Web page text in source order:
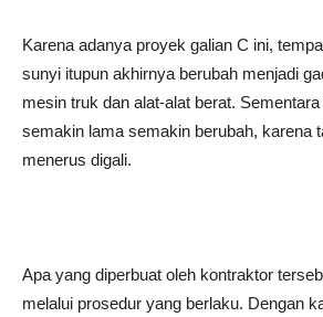
Karena adanya proyek galian C ini,
sunyi itupun akhirnya berubah menjadi
mesin truk dan alat-alat berat.
semakin lama semakin berubah, karena
menerus digali.
Apa yang diperbuat oleh kontraktor
melalui prosedur yang berlaku. Dengan